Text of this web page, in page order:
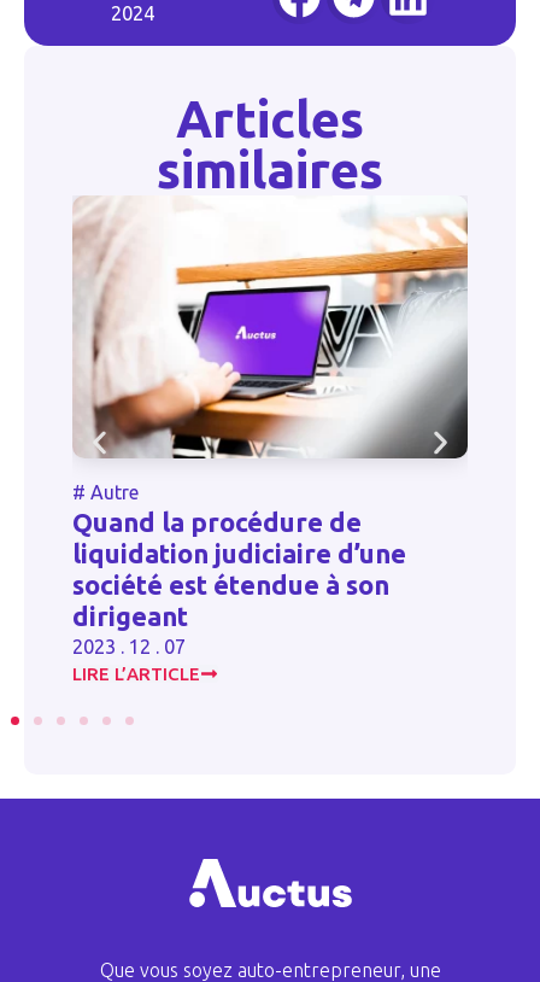
2024
Articles
similaires
# Autre
Quand la procédure de
liquidation judiciaire d’une
société est étendue à son
dirigeant
2023 . 12 . 07
LIRE L’ARTICLE
Que vous soyez auto-entrepreneur, une